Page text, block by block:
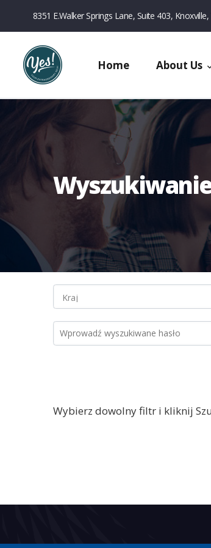
Przejdź
do
8351 E.Walker Springs Lane, Suite 403,
Main
Navigation
Home About Us
Wybierz dowolny filtr i kliknij